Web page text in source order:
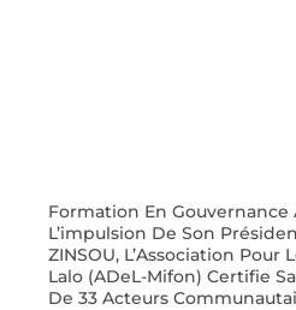
Formation En Gouvernance
L’impulsion De Son
ZINSOU, L’Association
Lalo (ADeL-Mifon) Certifie
De 33 Acteurs